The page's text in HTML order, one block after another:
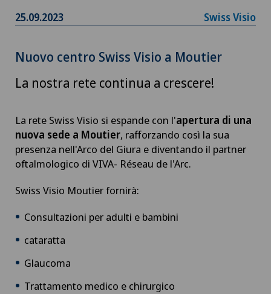
25.09.2023 Swiss Visio
Nuovo centro Swiss Visio a Moutier
La nostra rete continua a crescere!
La rete Swiss Visio si espande con l'apertura di una
nuova sede a Moutier, rafforzando così la sua
presenza nell'Arco del Giura e diventando il partner
oftalmologico di VIVA- Réseau de l'Arc.
Swiss Visio Moutier fornirà:
Consultazioni per adulti e bambini
cataratta
Glaucoma
Trattamento medico e chirurgico